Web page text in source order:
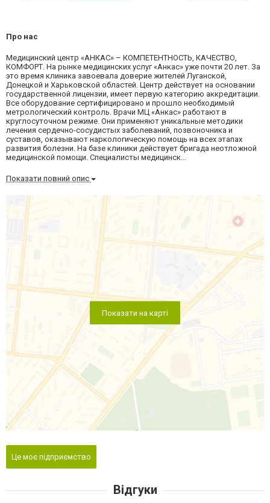
Про нас
Медицинский центр «АНКАС» – КОМПЕТЕНТНОСТЬ, КАЧЕСТВО,
КОМФОРТ. На рынке медицинских услуг «Анкас» уже почти 20 лет. За
это время клиника завоевала доверие жителей Луганской,
Донецкой и Харьковской областей. Центр действует на основании
государственной лицензии, имеет первую категорию аккредитации.
Все оборудование сертифицировано и прошло необходимый
метрологический контроль. Врачи МЦ «Анкас» работают в
круглосуточном режиме. Они применяют уникальные методики
лечения сердечно-сосудистых заболеваний, позвоночника и
суставов, оказывают наркологическую помощь на всех этапах
развития болезни. На базе клиники действует бригада неотложной
медицинской помощи. Специалисты медицинск...
Показати повний опис
Показати на карті
Це моє підприємство
Відгуки